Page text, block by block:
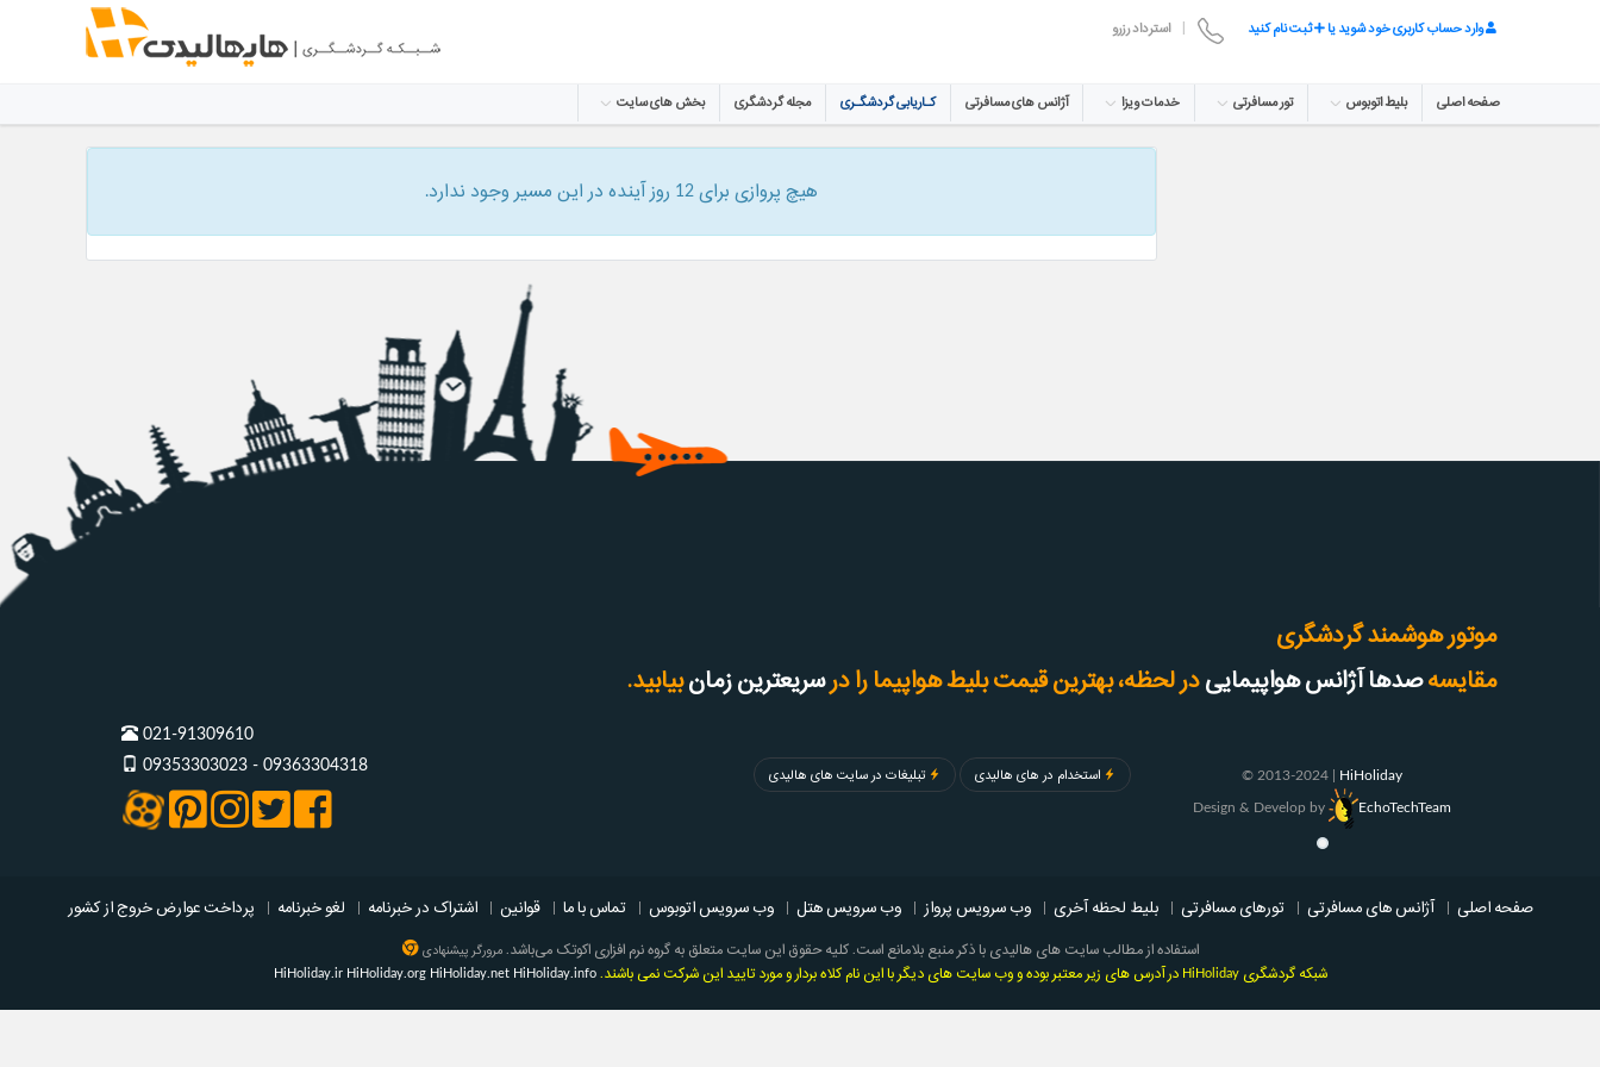
وارد حساب کاربری خود شوید یا ثبت نام کنید استرداد رزرو
صفحه اصلی بلیط اتوبوس تور مسافرتی خدمات ویزا آژانس های مسافرتی کـاریابی گردشگـری مجله گردشگری بخش های سایت
هیچ پروازی برای 12 روز آینده در این مسیر وجود ندارد.
موتور هوشمند گردشگری
مقایسهصدها آژانس هواپیمایی در لحظه، بهترین قیمت بلیط هواپیما را درسریعترین زمان بیابید.
© 2013-2024 | HiHoliday
Design & Develop by EchoTechTeam
استخدام در های هالیدی تبلیغات در سایت های هالیدی
021-91309610
09353303023 - 09363304318
صفحه اصلی آژانس های مسافرتی تورهای مسافرتی بلیط لحظه آخری وب سرویس پرواز وب سرویس هتل وب سرویس اتوبوس تماس با ما قوانین اشتراک در خبرنامه لغو خبرنامه پرداخت عوارض خروج از کشور
استفاده از مطالب سایت ‌های هالیدی با ذکر منبع بلامانع است. کلیه حقوق این سایت متعلق به گروه نرم افزاری اکوتک می‌باشد.مرورگر پیشنهادی
شبکه گردشگری HiHoliday در آدرس های زیر معتبر بوده و وب سایت های دیگر با این نام کلاه بردار و مورد تایید این شرکت نمی باشند. HiHoliday.ir HiHoliday.org HiHoliday.net HiHoliday.info